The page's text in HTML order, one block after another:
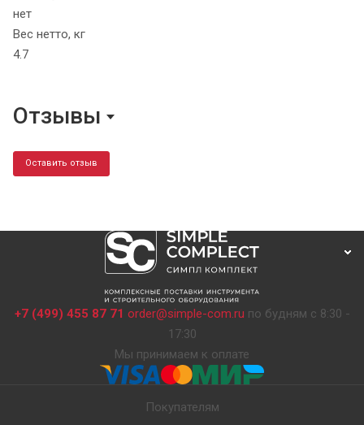
нет
Вес нетто, кг
4.7
Отзывы
Оставить отзыв
+7 (499) 455 87 71 order@simple-com.ru по будням с 8:30 -
17:30
Мы принимаем к оплате
Покупателям